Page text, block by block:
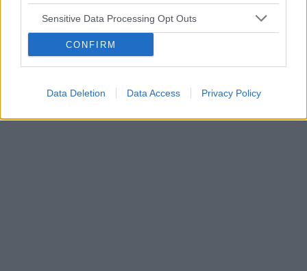
Sensitive Data Processing Opt Outs
CONFIRM
Data Deletion Data Access Privacy Policy
ropień gruczołu bartholina opryszczka
Reklama: